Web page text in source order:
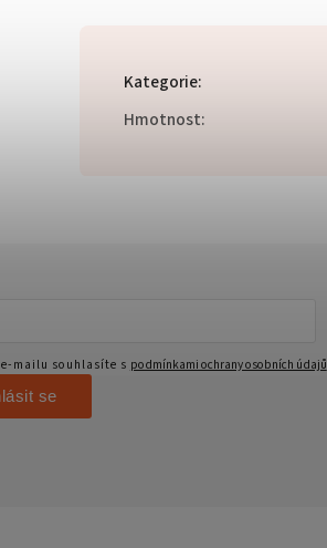
Kategorie:
Hmotnost:
mailu souhlasíte s podmínkami ochrany osobních údajů
se